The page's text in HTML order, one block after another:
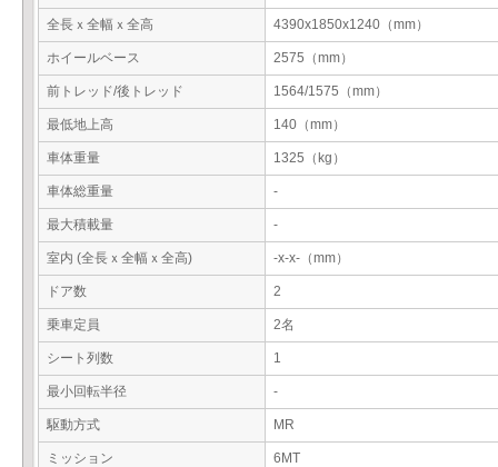
全長ｘ全幅ｘ全高 4390x1850x1240（mm）
ホイールベース 2575（mm）
前トレッド/後トレッド 1564/1575（mm）
最低地上高 140（mm）
車体重量 1325（kg）
車体総重量 -
最大積載量 -
室内 (全長ｘ全幅ｘ全高) -x-x-（mm）
ドア数 2
乗車定員 2名
シート列数 1
最小回転半径 -
駆動方式 MR
ミッション 6MT